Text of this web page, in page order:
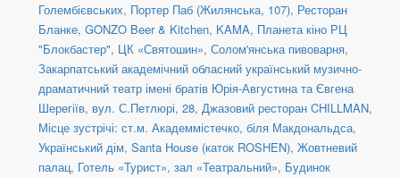
Голембієвських, Портер Паб (Жилянська, 107), Ресторан
Бланке, GONZO Beer & Kitchen, KAMA, Планета кіно РЦ
"Блокбастер", ЦК «Святошин», Солом'янська пивоварня,
Закарпатський академічний обласний український музично-
драматичний театр імені братів Юрія-Августина та Євгена
Шерегіїв, вул. С.Петлюрі, 28, Джазовий ресторан CHILLMAN,
Місце зустрічі: ст.м. Академмістечко, біля Макдональдса,
Український дім, Santa House (каток ROSHEN), Жовтневий
палац, Готель «Турист», зал «Театральний», Будинок